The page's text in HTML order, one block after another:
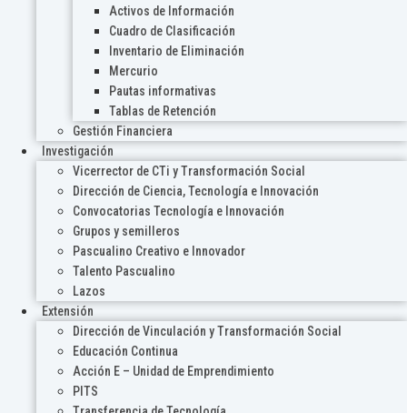
Activos de Información
Cuadro de Clasificación
Inventario de Eliminación
Mercurio
Pautas informativas
Tablas de Retención
Gestión Financiera
Investigación
Vicerrector de CTi y Transformación Social
Dirección de Ciencia, Tecnología e Innovación
Convocatorias Tecnología e Innovación
Grupos y semilleros
Pascualino Creativo e Innovador
Talento Pascualino
Lazos
Extensión
Dirección de Vinculación y Transformación Social
Educación Continua
Acción E – Unidad de Emprendimiento
PITS